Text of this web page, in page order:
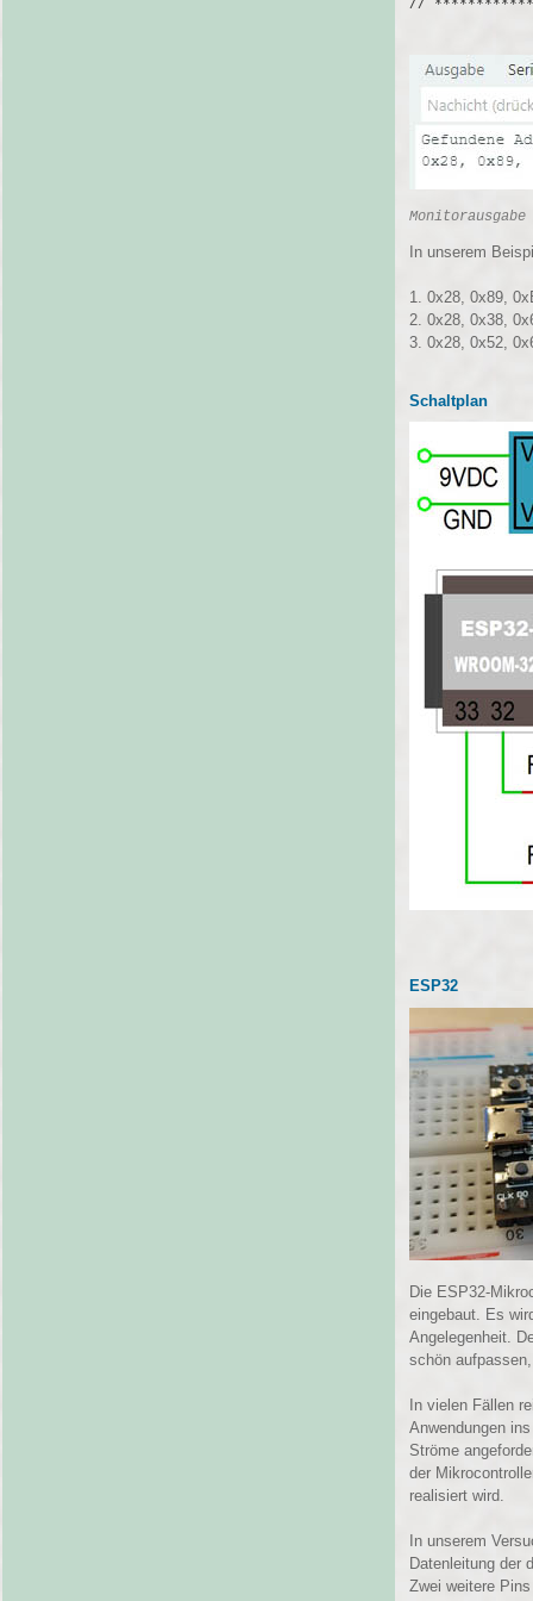
Monitorausgabe
In unserem
1. 0x28, 0x89,
2. 0x28, 0x38,
3. 0x28, 0x52,
Schaltplan
ESP32
Die ESP32-
eingebaut. Es
Angelegenheit.
schön
In vielen Fällen
Anwendungen
Ströme
der
realisiert wird.
In unserem
Datenleitung der
Zwei weitere